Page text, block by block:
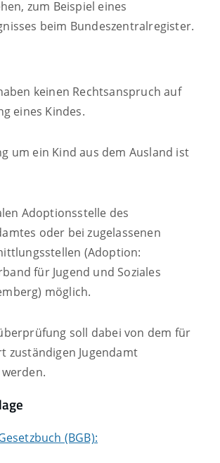
zum Beispiel eines
beim Bundeszentralregister.
keinen Rechtsanspruch auf
eines Kindes.
um ein Kind aus dem Ausland ist
Adoptionsstelle des
oder bei zugelassenen
(Adoption:
für Jugend und Soziales
möglich.
soll dabei von dem für
zuständigen Jugendamt
(BGB):